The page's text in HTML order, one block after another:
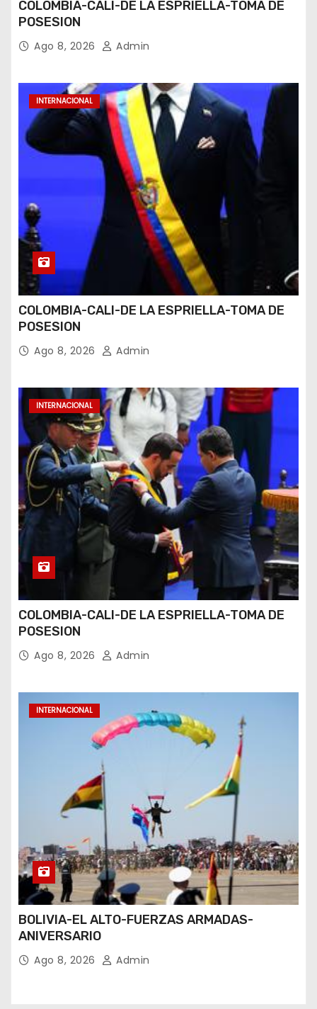
COLOMBIA-CALI-DE LA ESPRIELLA-TOMA DE
POSESION
Ago 8, 2026 Admin
INTERNACIONAL
COLOMBIA-CALI-DE LA ESPRIELLA-TOMA DE
POSESION
Ago 8, 2026 Admin
INTERNACIONAL
COLOMBIA-CALI-DE LA ESPRIELLA-TOMA DE
POSESION
Ago 8, 2026 Admin
INTERNACIONAL
BOLIVIA-EL ALTO-FUERZAS ARMADAS-
ANIVERSARIO
Ago 8, 2026 Admin